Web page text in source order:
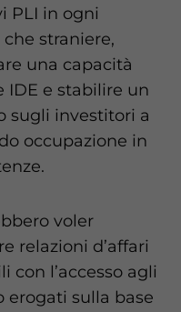
PLI in ogni
straniere,
una capacità
IDE e stabilire un
sugli investitori a
occupazione in
voler
relazioni d’affari
con l’accesso agli
erogati sulla base